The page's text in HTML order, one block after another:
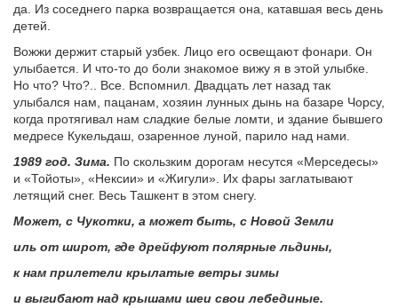
да. Из соседнего парка возвращается она, катавшая весь день
детей.
Вожжи держит старый узбек. Лицо его освещают фонари. Он
улыбается. И что-то до боли знакомое вижу я в этой улыбке.
Но что? Что?.. Все. Вспомнил. Двадцать лет назад так
улыбался нам, пацанам, хозяин лунных дынь на базаре Чорсу,
когда протягивал нам сладкие белые ломти, и здание бывшего
медресе Кукельдаш, озаренное луной, парило над нами.
1989 год. Зима. По скользким дорогам несутся «Мерседесы»
и «Тойоты», «Нексии» и «Жигули». Их фары заглатывают
летящий снег. Весь Ташкент в этом снегу.
Может, с Чукотки, а может быть, с Новой Земли
иль от широт, где дрейфуют полярные льдины,
к нам прилетели крылатые ветры зимы
и выгибают над крышами шеи свои лебединые.